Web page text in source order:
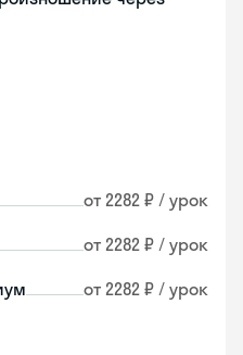
от 2282 ₽ / урок
от 2282 ₽ / урок
от 2282 ₽ / урок